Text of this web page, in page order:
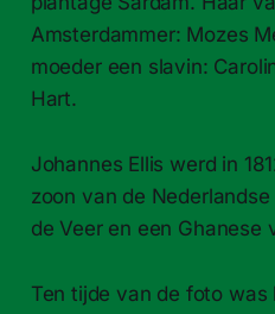
Amsterdammer: Mozes
moeder een slavin:
Hart.
Johannes Ellis werd in
zoon van de
de Veer en een Ghanese
Ten tijde van de foto